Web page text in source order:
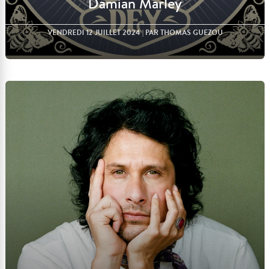
VENDREDI 12 JUILLET 2024| PAR THOMAS GUEZOU
Lire l'article